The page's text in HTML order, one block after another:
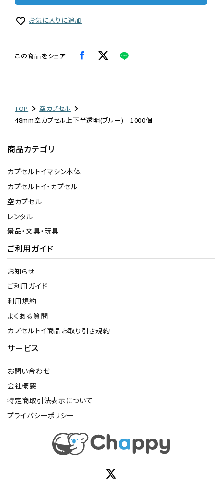
お気に入りに追加
この商品をシェア
TOP
空カプセル
48mm空カプセル上下半透明(ブルー) 1000個
商品カテゴリ
カプセルトイマシン本体
カプセルトイ・カプセル
空カプセル
レンタル
景品・文具・玩具
ご利用ガイド
お知らせ
ご利用ガイド
利用規約
よくある質問
カプセルトイ商品お取り引き規約
サービス
お問い合わせ
会社概要
特定商取引法表示について
プライバシーポリシー